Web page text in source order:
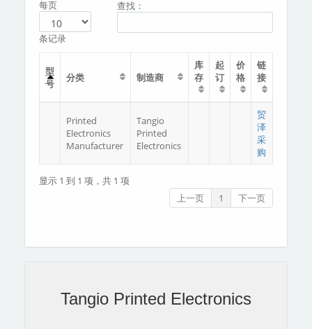
每页
条记录
查找：
型
号
分类 制造商
库
存
起
订
价
格
链
接
Printed
Electronics
Manufacturer
Tangio
Printed
Electronics
贸
泽
采
购
显示 1 到 1 项，共 1 项
上一页
1 下一页
Tangio Printed Electronics